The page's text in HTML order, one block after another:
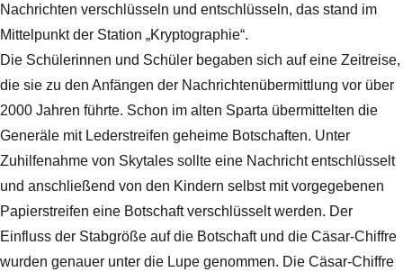
Nachrichten verschlüsseln und entschlüsseln, das stand im
Mittelpunkt der Station „Kryptographie“.
Die Schülerinnen und Schüler begaben sich auf eine Zeitreise,
die sie zu den Anfängen der Nachrichtenübermittlung vor über
2000 Jahren führte. Schon im alten Sparta übermittelten die
Generäle mit Lederstreifen geheime Botschaften. Unter
Zuhilfenahme von Skytales sollte eine Nachricht entschlüsselt
und anschließend von den Kindern selbst mit vorgegebenen
Papierstreifen eine Botschaft verschlüsselt werden. Der
Einfluss der Stabgröße auf die Botschaft und die Cäsar-Chiffre
wurden genauer unter die Lupe genommen. Die Cäsar-Chiffre